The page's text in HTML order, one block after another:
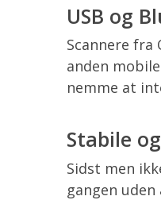
USB og
Scannere
anden
nemme at
Stabile
Sidst men
gangen